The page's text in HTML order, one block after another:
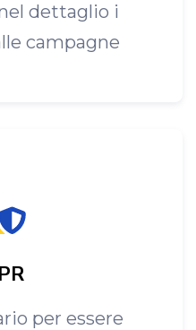
dettaglio i
campagne
per essere